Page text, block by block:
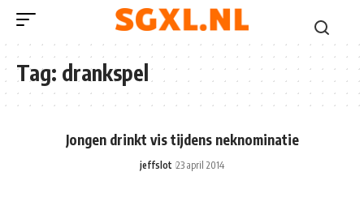
Tag: drankspel
Jongen drinkt vis tijdens neknominatie
jeffslot 23 april 2014